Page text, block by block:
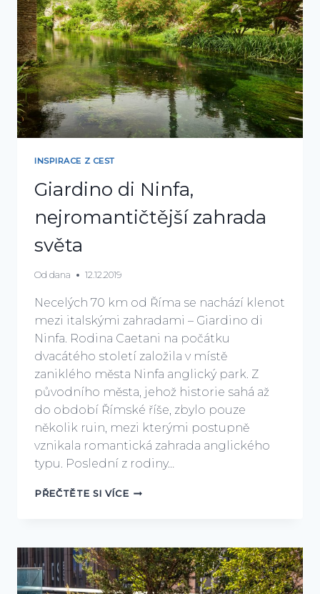
INSPIRACE Z CEST
Giardino di Ninfa,
nejromantičtější zahrada
světa
Od dana 12.12.2019
Necelých 70 km od Říma se nachází klenot
mezi italskými zahradami – Giardino di
Ninfa. Rodina Caetani na počátku
dvacátého století založila v místě
zaniklého města Ninfa anglický park. Z
původního města, jehož historie sahá až
do období Římské říše, zbylo pouze
několik ruin, mezi kterými postupně
vznikala romantická zahrada anglického
typu. Poslední z rodiny…
PŘEČTĚTE SI VÍCEGIARDINO
ZAHRADA
SVĚTA